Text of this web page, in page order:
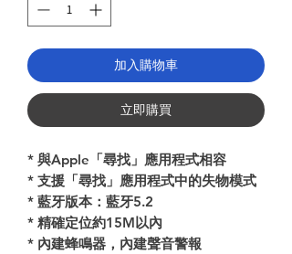
加入購物車
立即購買
* 與Apple「尋找」應用程式相容
* 支援「尋找」應用程式中的失物模式
* 藍牙版本：藍牙5.2
* 精確定位約15M以內
* 內建蜂鳴器，內建聲音警報